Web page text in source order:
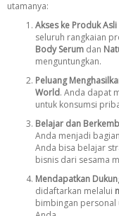
utamanya:
Akses ke Produk
seluruh rangkaian
Body Serum dan
menguntungkan.
Peluang
World. Anda dapat
untuk konsumsi
Belajar dan
Anda menjadi
Anda bisa belajar
bisnis dari sesama
Mendapatkan
didaftarkan melalui
bimbingan personal